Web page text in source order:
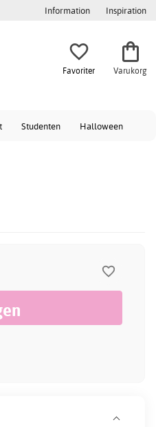
Information Inspiration
Favoriter Varukorg
Studenten Halloween